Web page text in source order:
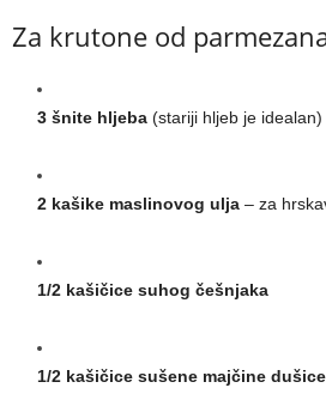
Za krutone od
3 šnite hljeba (stariji hljeb je
2 kašike maslinovog ulja – za
1/2 kašičice suhog češnjaka
1/2 kašičice sušene majčine dušice